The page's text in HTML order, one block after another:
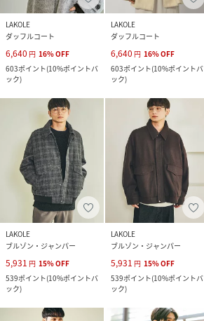
LAKOLE
ダッフルコート
6,640 円 16%OFF
603ポイント(10%ポイントバ
ック)
LAKOLE
ダッフルコート
6,640 円 16%OFF
603ポイント(10%ポイントバ
ック)
LAKOLE
ブルゾン・ジャンパー
5,931 円 15%OFF
539ポイント(10%ポイントバ
ック)
LAKOLE
ブルゾン・ジャンパー
5,931 円 15%OFF
539ポイント(10%ポイントバ
ック)